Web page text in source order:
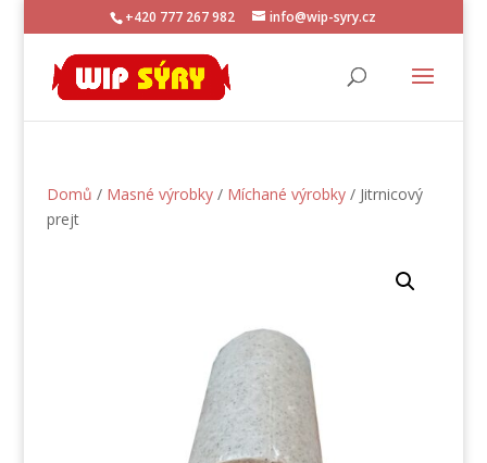
+420 777 267 982 info@wip-syry.cz
Domů / Masné výrobky/ Míchané výrobky/ Jitrnicový
prejt